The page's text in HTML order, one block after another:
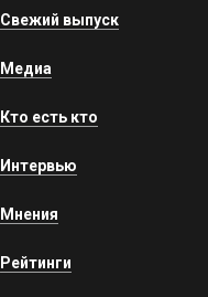
Свежий выпуск
Медиа
Кто есть кто
Интервью
Мнения
Рейтинги